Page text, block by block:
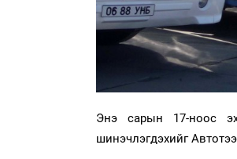
Энэ сарын 17-ноос
шинэчлэгдэхийг